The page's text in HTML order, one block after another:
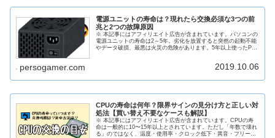
電源ユニットの寿命は？現れたら交換必須な3つの前
兆と2つの故障原因
※ 本記事にはアフィリエイト広告が含まれています。パソコンの
電源ユニットの寿命は2～5年。劣化を放置すると突然の起動不能
やデータ破損、最悪は火災の危険があります。5年以上使ったPC
persogamer.com 2019.10.06
CPUの寿命は何年？限界サインの見分け方と正しい対
処法【買い替え不要なケースも解説】
※ 本記事にはアフィリエイト広告が含まれています。CPUの寿
命は一般的に10〜15年以上とされています。ただし「年数で壊れ
る」のではなく、温度・使用率・クロック低下・異音・フリーズ